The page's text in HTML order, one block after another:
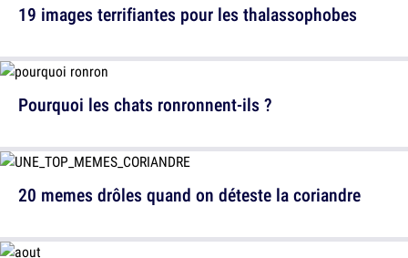
Pourquoi les chats ronronnent-ils ?
19 images terrifiantes pour les thalassophobes
20 memes drôles quand on déteste la coriandre